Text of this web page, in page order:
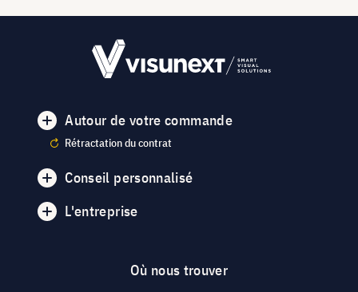
Autour de votre commande
Rétractation du contrat
Conseil personnalisé
L'entreprise
Où nous trouver